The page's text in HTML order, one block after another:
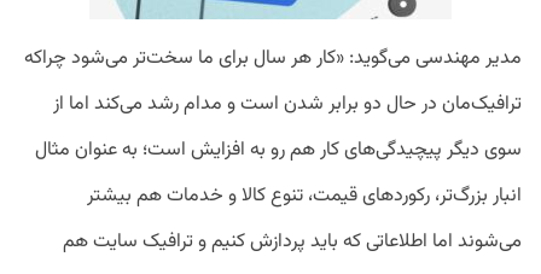
مدیر مهندسی می‌گوید: «کار هر سال برای ما سخت‌تر می‌شود چراکه
ترافیک‌مان در حال دو برابر شدن است و مدام رشد می‌کند اما از
سوی دیگر پیچیدگی‌های کار هم رو به افزایش است؛ به عنوان مثال
انبار بزرگ‌تر، رکوردهای قیمت، تنوع کالا و خدمات هم بیشتر
می‌شوند اما اطلاعاتی که باید پردازش کنیم و ترافیک سایت هم